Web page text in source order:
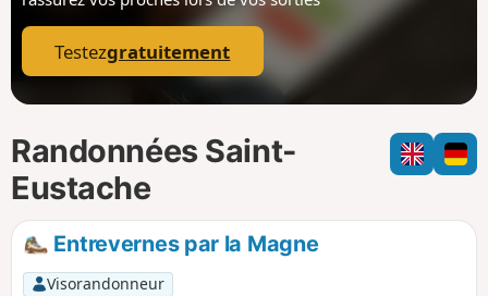
p
Testezgratuitement
Randonnées Saint-
Eustache
Entrevernes par la Magne
Visorandonneur